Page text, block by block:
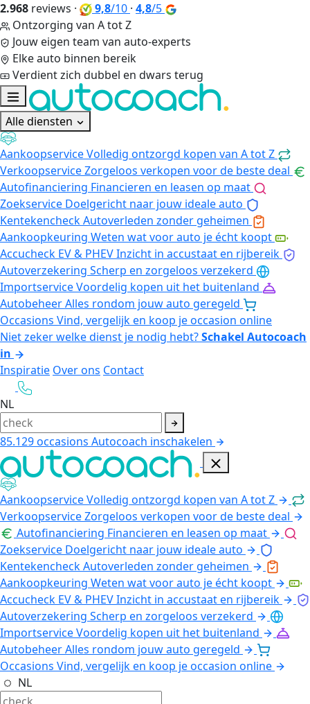
2.968 reviews · 9,8/10 · 4,8/5
Ontzorging van A tot Z
Jouw eigen team van auto-experts
Elke auto binnen bereik
Verdient zich dubbel en dwars terug
Alle diensten
AankoopserviceVolledig ontzorgd kopen van A tot Z
VerkoopserviceZorgeloos verkopen voor de beste deal
Autofinanciering Financieren en leasen op maat
Zoekservice Doelgericht naar jouw ideale auto
KentekencheckAutoverleden zonder geheimen
Aankoopkeuring Weten wat voor auto je écht koopt
Accucheck EV & PHEVInzicht in accustaat en rijbereik
Autoverzekering Scherp en zorgeloos verzekerd
ImportserviceVoordelig kopen uit het buitenland
AutobeheerAlles rondom jouw auto geregeld
Occasions Vind, vergelijk en koop je occasion online
Niet zeker welke dienst je nodig hebt?Schakel Autocoach
in
Inspiratie Over ons Contact
NL
85.129occasions Autocoach inschakelen
AankoopserviceVolledig ontzorgd kopen van A tot Z
VerkoopserviceZorgeloos verkopen voor de beste deal
Autofinanciering Financieren en leasen op maat
Zoekservice Doelgericht naar jouw ideale auto
KentekencheckAutoverleden zonder geheimen
Aankoopkeuring Weten wat voor auto je écht koopt
Accucheck EV & PHEVInzicht in accustaat en rijbereik
Autoverzekering Scherp en zorgeloos verzekerd
ImportserviceVoordelig kopen uit het buitenland
AutobeheerAlles rondom jouw auto geregeld
Occasions Vind, vergelijk en koop je occasion online
NL